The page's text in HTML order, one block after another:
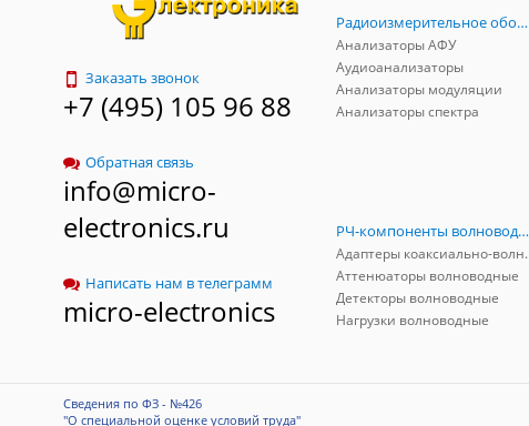
Заказать звонок
+7 (495) 105 96 88
Обратная связь
info@micro-
electronics.ru
Написать нам в телеграмм
micro-electronics
Радиоизмерительное оборудование
Анализаторы АФУ
Аудиоанализаторы
Анализаторы модуляции
Анализаторы спектра
РЧ-компоненты волноводные
Аттенюаторы волноводные
Детекторы волноводные
Нагрузки волноводные
Сведения по ФЗ - №426
"О специальной оценке условий труда"